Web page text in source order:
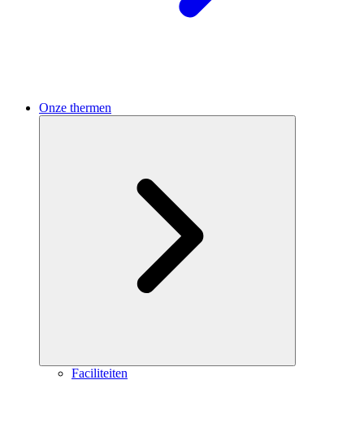
Onze thermen
Faciliteiten